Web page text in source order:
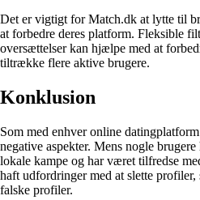
Det er vigtigt for Match.dk at lytte til
at forbedre deres platform. Fleksible
oversættelser kan hjælpe med at
tiltrække flere aktive brugere.
Konklusion
Som med enhver online
negative aspekter. Mens nogle
lokale kampe og har været tilfredse
haft udfordringer med at slette profiler,
falske profiler.